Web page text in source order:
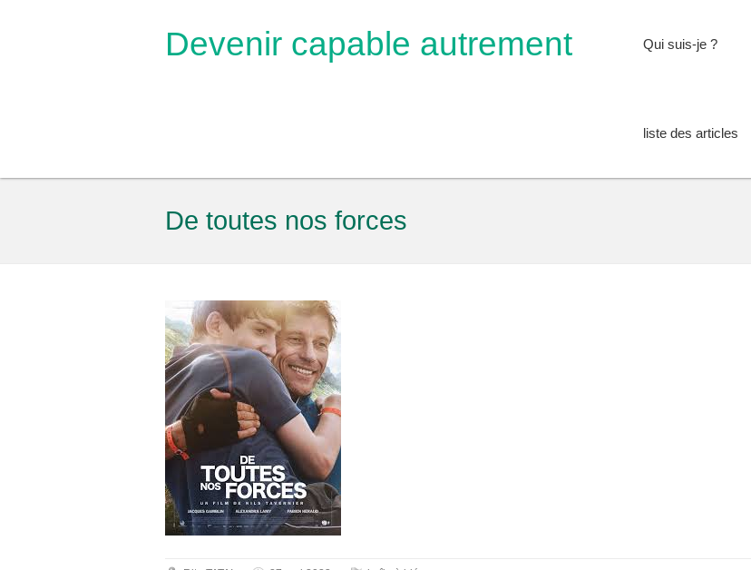
Devenir capable autrement Qui suis-je ?
liste des articles
De toutes nos forces